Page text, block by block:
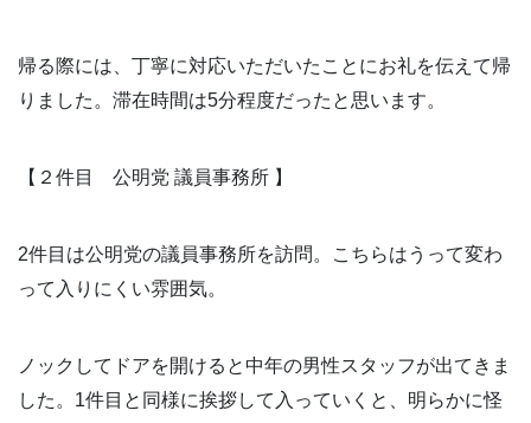
帰る際には、丁寧に対応いただいたことにお礼を伝えて帰
りました。滞在時間は5分程度だったと思います。
【２件目 公明党 議員事務所 】
2件目は公明党の議員事務所を訪問。こちらはうって変わ
って入りにくい雰囲気。
ノックしてドアを開けると中年の男性スタッフが出てきま
した。1件目と同様に挨拶して入っていくと、明らかに怪